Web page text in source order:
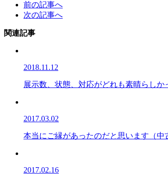
前の記事へ
次の記事へ
関連記事
2018.11.12
展示数、状態、対応がどれも素晴らしか
2017.03.02
本当にご縁があったのだと思います（中
2017.02.16